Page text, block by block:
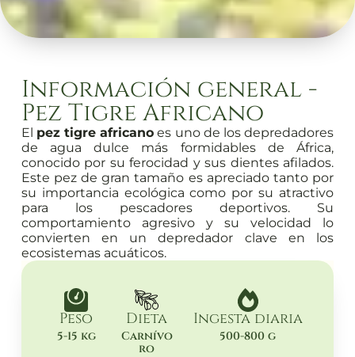
Información general -
Pez Tigre Africano
El pez tigre africano es uno de los depredadores
de agua dulce más formidables de África,
conocido por su ferocidad y sus dientes afilados.
Este pez de gran tamaño es apreciado tanto por
su importancia ecológica como por su atractivo
para los pescadores deportivos. Su
comportamiento agresivo y su velocidad lo
convierten en un depredador clave en los
ecosistemas acuáticos.
Peso
5-15 kg
Dieta
Carnívo
ro
Ingesta diaria
500-800 g